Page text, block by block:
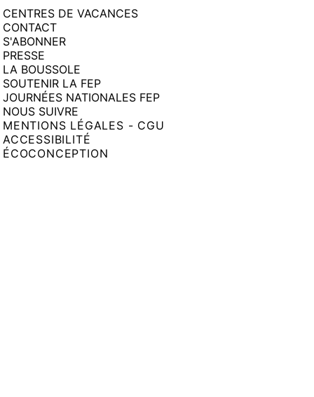
CENTRES DE VACANCES
CONTACT
S'ABONNER
PRESSE
LA BOUSSOLE
SOUTENIR LA FEP
JOURNÉES NATIONALES FEP
NOUS SUIVRE
MENTIONS LÉGALES - CGU
ACCESSIBILITÉ
ÉCOCONCEPTION